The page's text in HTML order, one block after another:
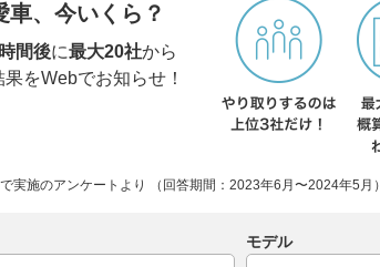
車、今いくら？
間後に最大20社から
をWebでお知らせ！
実施のアンケートより （回答期間：2023年6月〜2024年5月）
モデル